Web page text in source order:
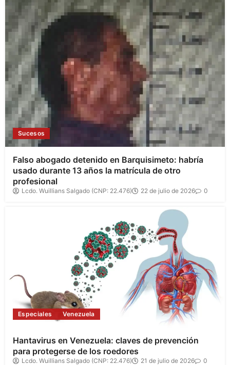
Sucesos
Falso abogado detenido en Barquisimeto: habría
usado durante 13 años la matrícula de otro
profesional
Lcdo. Wuillians Salgado (CNP: 22.476) 22 de julio de 2026 0
Especiales Venezuela
Hantavirus en Venezuela: claves de prevención
para protegerse de los roedores
Lcdo. Wuillians Salgado (CNP: 22.476) 21 de julio de 2026 0